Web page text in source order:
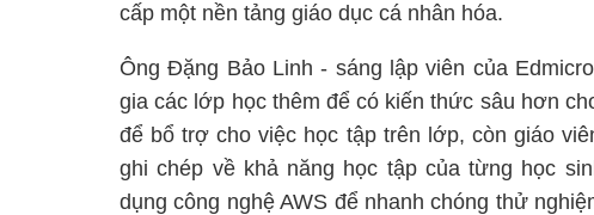
cấp một nền tảng giáo dục cá nhân hóa.
Ông Đặng Bảo Linh - sáng lập viên của
gia các lớp học thêm để có kiến thức sâu hơn
để bổ trợ cho việc học tập trên lớp, còn giáo
ghi chép về khả năng học tập của từng học
dụng công nghệ AWS để nhanh chóng thử